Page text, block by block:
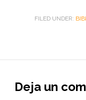
FILED UNDER:
Deja un